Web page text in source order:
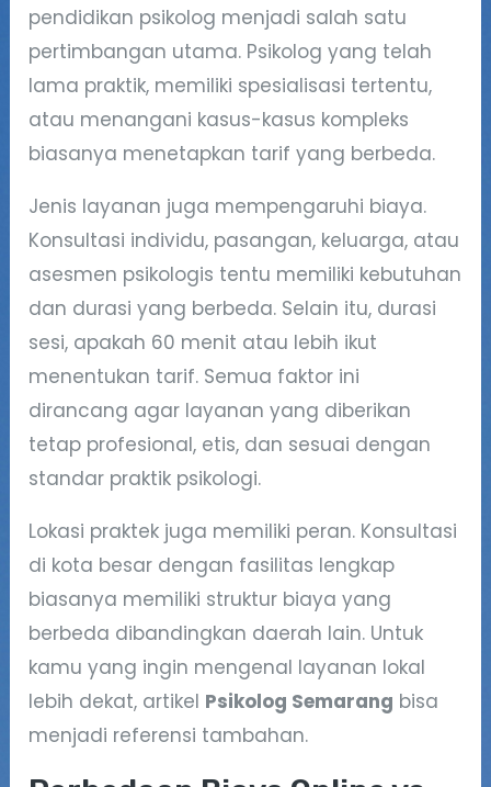
pendidikan psikolog menjadi salah satu
pertimbangan utama. Psikolog yang telah
lama praktik, memiliki spesialisasi tertentu,
atau menangani kasus-kasus kompleks
biasanya menetapkan tarif yang berbeda.
Jenis layanan juga mempengaruhi biaya.
Konsultasi individu, pasangan, keluarga, atau
asesmen psikologis tentu memiliki kebutuhan
dan durasi yang berbeda. Selain itu, durasi
sesi, apakah 60 menit atau lebih ikut
menentukan tarif. Semua faktor ini
dirancang agar layanan yang diberikan
tetap profesional, etis, dan sesuai dengan
standar praktik psikologi.
Lokasi praktek juga memiliki peran. Konsultasi
di kota besar dengan fasilitas lengkap
biasanya memiliki struktur biaya yang
berbeda dibandingkan daerah lain. Untuk
kamu yang ingin mengenal layanan lokal
lebih dekat, artikel Psikolog Semarang bisa
menjadi referensi tambahan.